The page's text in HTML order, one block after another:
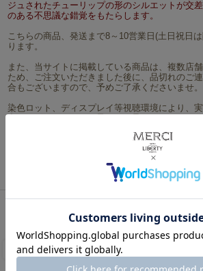
ジュされたチューリップの形のシルエットが交
のある不思議な錯覚をもたらします。
こちらの商品、発送まで8～10営業日(土日祝日
ります。
また、当サイトに掲載している商品は、複数店
ため、ご注文いただきました後に、品切れのご
合もございますので、予めご了承くださいませ。
染色ロット、ディスプレイ等視聴環境により、
素材：綿100％(ローン地) Made in Italy イタリア製
ネコポスは5mまで対応可能です。
リバティ・ファブリックス、生地の通販メルシー>シーズン限
Floral Frieze＞(フローラル・フリーズ)【ボルドー】《
レビューを書く